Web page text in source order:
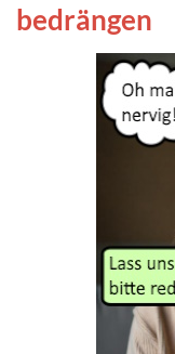
bedrängen